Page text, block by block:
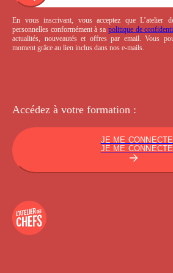
En vous inscrivant, vous acceptez que L’atelier
personnelles conformément à sa politique de
actualités, nouveautés et offres par email. Vous
moment grâce au lien inclus dans nos e-mails.
Accédez à votre formation :
JE ME CONNECTE
JE ME CONNECTE